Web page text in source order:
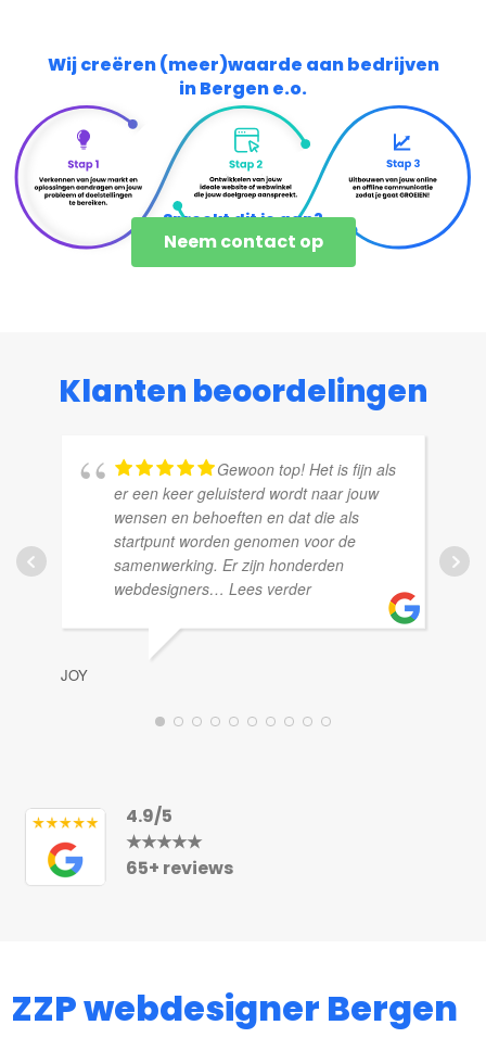
Wij creëren (meer)waarde aan bedrijven
in Bergen e.o.
Spreekt dit je aan?
Neem contact op
Klanten beoordelingen
Gewoon top! Het is fijn als
er een keer geluisterd wordt naar jouw
wensen en behoeften en dat die als
startpunt worden genomen voor de
samenwerking. Er zijn honderden
webdesigners… Lees verder
JOY
4.9/5
★★★★★
65+ reviews
ZZP webdesigner Bergen